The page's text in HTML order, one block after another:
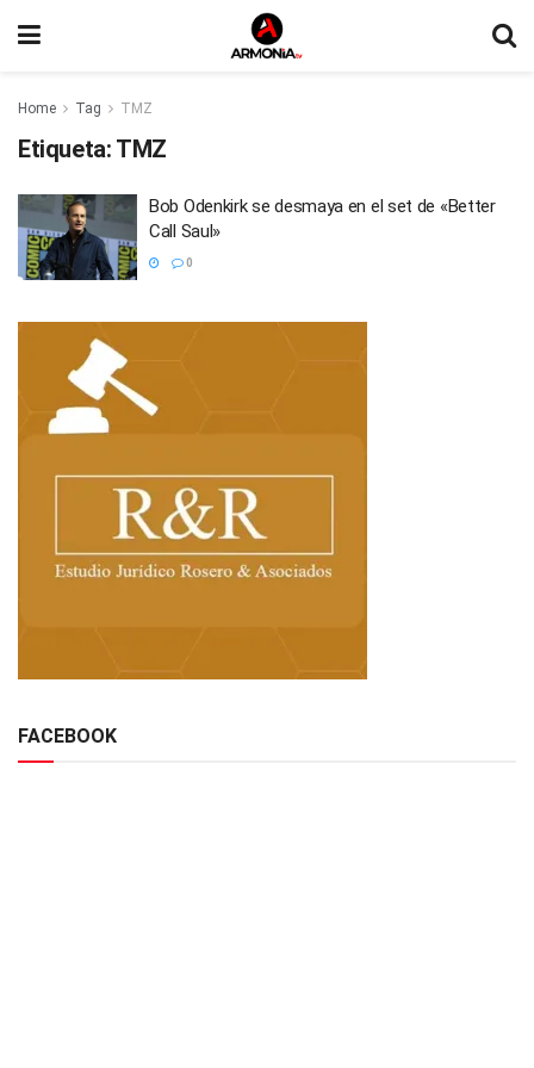
Home Tag TMZ
Etiqueta: TMZ
Bob Odenkirk se desmaya en el set de «Better
Call Saul»
0
FACEBOOK